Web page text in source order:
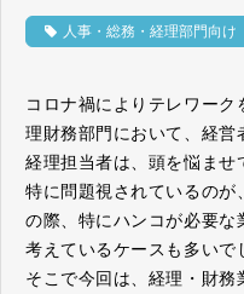
人事・総務・経理部門向け
コロナ禍によりテレワー
理財務部門において、経
経理担当者は、頭を悩ませ
特に問題視されているの
の際、特にハンコが必要な
考えているケースも多いで
そこで今回は、経理・財